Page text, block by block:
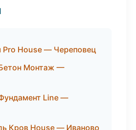
Pro House — Череповец
Монтаж —
Line —
Кров House — Иваново